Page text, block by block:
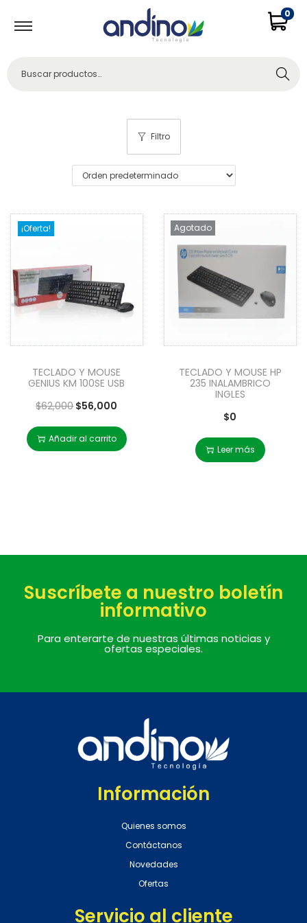
0
Buscar
Filtro
¡Oferta!
TECLADO Y MOUSE
GENIUS KM 100SE USB
$62,000$56,000
Añadir al carrito
Agotado
TECLADO Y MOUSE HP
235 INALAMBRICO
INGLES
$0
Leer más
Suscríbete a nuestro boletín
informativo
Para enterarte de nuestras últimas noticias y
ofertas especiales.
Información
Quienes somos
Contáctanos
Novedades
Ofertas
Servicio al cliente